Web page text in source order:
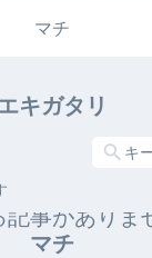
マチ
キガタリ
記事がありま
マチ